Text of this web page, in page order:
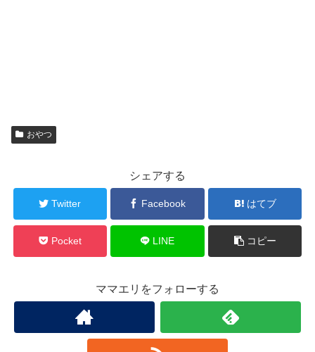
おやつ
シェアする
Twitter Facebook はてブ
Pocket LINE コピー
ママエリをフォローする